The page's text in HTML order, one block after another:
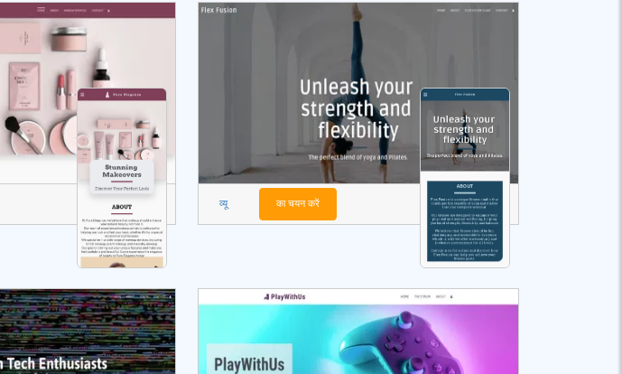
व्यू का चयन करें